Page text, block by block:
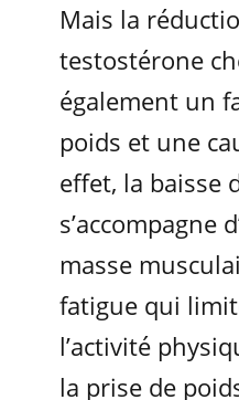
Mais la
testostérone
également un
poids et une
effet, la baisse
s’accompagne
masse
fatigue qui
l’activité
la prise de